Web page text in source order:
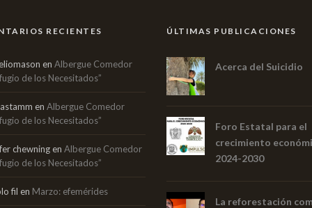
RECIENTES
en Albergue Comedor
de los Necesitados”
en Albergue Comedor
de los Necesitados”
chewningen Albergue Comedor
de los Necesitados”
fil en Marzo: efemérides
ÚLTIMAS PUBLICACIONES
Acerca del Suicidio
Foro Estatal para el
crecimiento
2024-2030
La reforestación